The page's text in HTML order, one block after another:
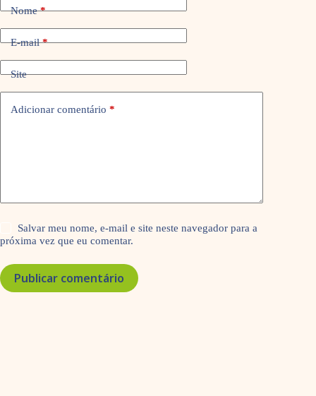
Nome*
E-mail*
Site
Adicionar comentário *
Salvar meu nome, e-mail e site neste navegador para a
próxima vez que eu comentar.
Publicar comentário